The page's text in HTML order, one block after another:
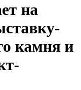
на
камня и